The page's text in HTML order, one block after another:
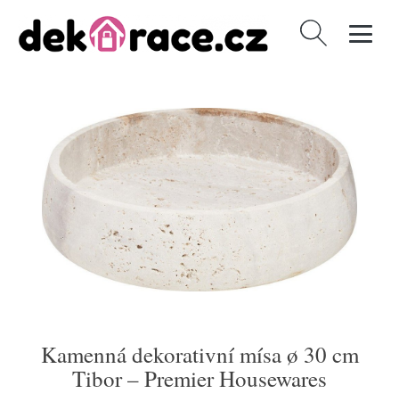
Vyhledávání
Kamenná dekorativní mísa ø 30 cm
Tibor – Premier Housewares